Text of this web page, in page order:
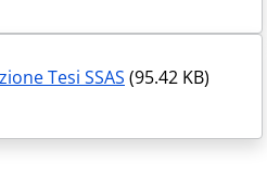
Tesi SSAS (95.42 KB)